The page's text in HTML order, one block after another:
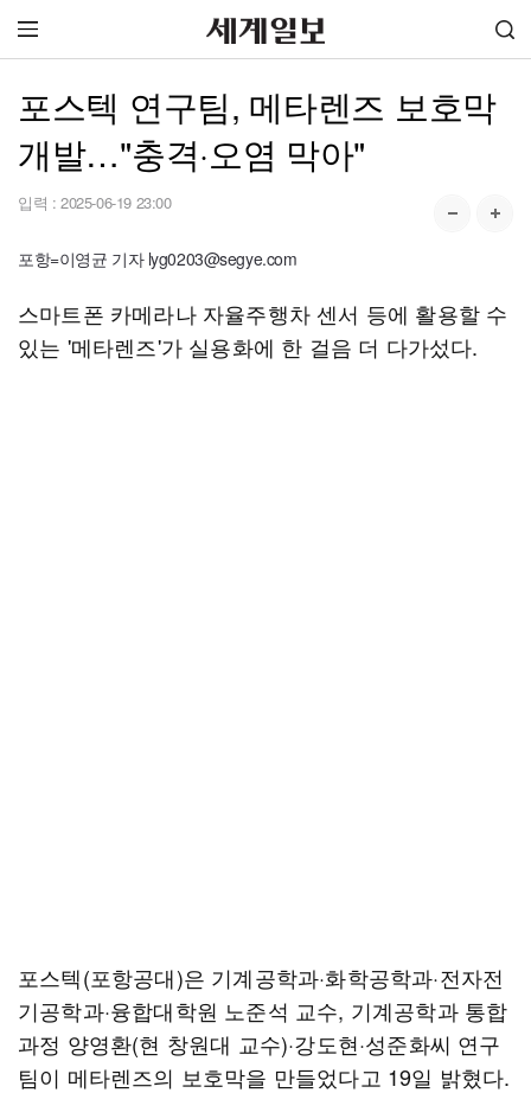
포스텍 연구팀, 메타렌즈 보호막
개발…"충격·오염 막아"
입력 : 2025-06-19 23:00
포항=이영균 기자 lyg0203@segye.com
스마트폰 카메라나 자율주행차 센서 등에 활용할 수
있는 '메타렌즈'가 실용화에 한 걸음 더 다가섰다.
포스텍(포항공대)은 기계공학과·화학공학과·전자전
기공학과·융합대학원 노준석 교수, 기계공학과 통합
과정 양영환(현 창원대 교수)·강도현·성준화씨 연구
팀이 메타렌즈의 보호막을 만들었다고 19일 밝혔다.